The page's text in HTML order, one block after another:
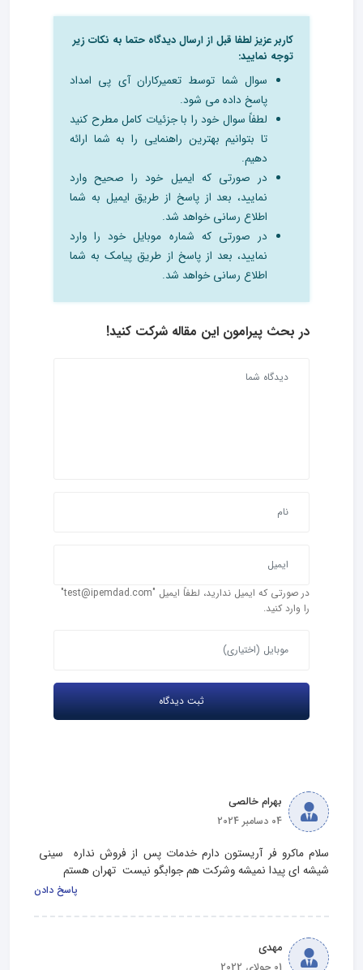
کاربر عزیز لطفا قبل از ارسال دیدگاه حتما به نکات زیر
توجه نمایید:
سوال شما توسط تعمیرکاران آی پی امداد
پاسخ داده می شود.
لطفاً سوال خود را با جزئیات کامل مطرح کنید
تا بتوانیم بهترین راهنمایی را به شما ارائه
دهیم.
در صورتی که ایمیل خود را صحیح وارد
نمایید، بعد از پاسخ از طریق ایمیل به شما
اطلاع رسانی خواهد شد.
در صورتی که شماره موبایل خود را وارد
نمایید، بعد از پاسخ از طریق پیامک به شما
اطلاع رسانی خواهد شد.
در بحث‌ پیرامون این مقاله شرکت کنید!
در صورتی که ایمیل ندارید، لطفاً ایمیل "test@ipemdad.com"
را وارد کنید.
بهرام خالصی
04 دسامبر 2024
سلام ماکرو فر آریستون دارم خدمات پس از فروش نداره  سینی
شیشه ای پیدا نمیشه وشرکت هم جوابگو نیست  تهران هستم
پاسخ دادن
مهدی